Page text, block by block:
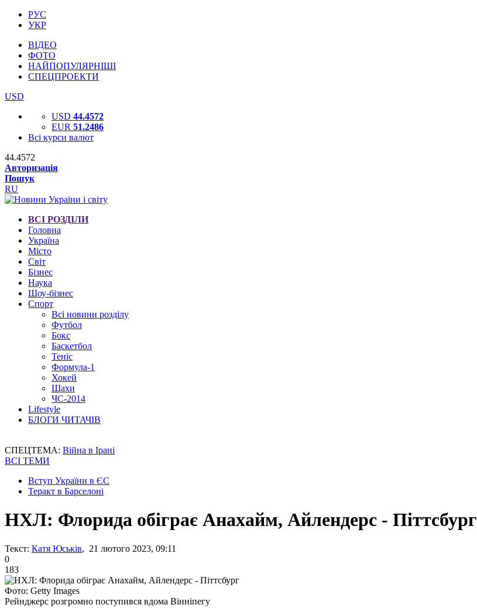
РУС
УКР
ВІДЕО
ФОТО
НАЙПОПУЛЯРНІШІ
СПЕЦПРОЕКТИ
USD
USD 44.4572
EUR 51.2486
Всі курси валют
44.4572
Авторизація
Пошук
RU
ВСІ РОЗДІЛИ
Головна
Україна
Місто
Світ
Бізнес
Наука
Шоу-бізнес
Спорт
Всі новини розділу
Футбол
Бокс
Баскетбол
Теніс
Формула-1
Хокей
Шахи
ЧС-2014
Lifestyle
БЛОГИ ЧИТАЧІВ
СПЕЦТЕМА: Війна в Ірані
ВСІ ТЕМИ
Вступ України в ЄС
Теракт в Барселоні
НХЛ: Флорида обіграє Анахайм, Айлендерс - Піттсбург
Текст: Катя Юськів, 21 лютого 2023, 09:11
0
183
Фото: Getty Images
Рейнджерс розгромно поступився вдома Вінніпегу